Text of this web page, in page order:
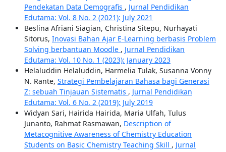
Pendekatan Data Demografis , Jurnal Pendidikan
Edutama: Vol. 8 No. 2 (2021): July 2021
Beslina Afriani Siagian, Christina Sitepu, Nurhayati
Sitorus, Inovasi Bahan Ajar E-Learning berbasis Problem
Solving berbantuan Moodle , Jurnal Pendidikan
Edutama: Vol. 10 No. 1 (2023): January 2023
Helaluddin Helaluddin, Harmelia Tulak, Susanna Vonny
N. Rante, Strategi Pembelajaran Bahasa bagi Generasi
Z: sebuah Tinjauan Sistematis , Jurnal Pendidikan
Edutama: Vol. 6 No. 2 (2019): July 2019
Widyan Sari, Hairida Hairida, Maria Ulfah, Tulus
Junanto, Rahmat Rasmawan, Description of
Metacognitive Awareness of Chemistry Education
Students on Basic Chemistry Teaching Skill , Jurnal